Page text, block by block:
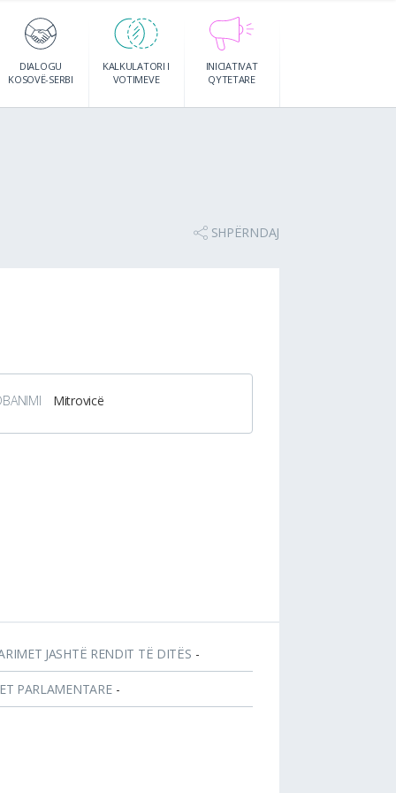
DIALOGU
KOSOVË-SERBI
KALKULATORI I
VOTIMEVE
INICIATIVAT
QYTETARE
SHPËRNDAJ
Mitrovicë
JASHTË RENDIT TË DITËS -
PARLAMENTARE -